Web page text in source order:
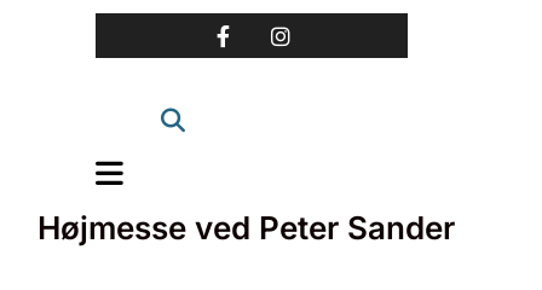
Højmesse ved Peter Sander